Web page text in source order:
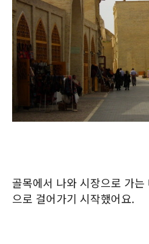
골목에서 나와 시장으로 가
으로 걸어가기 시작했어요.